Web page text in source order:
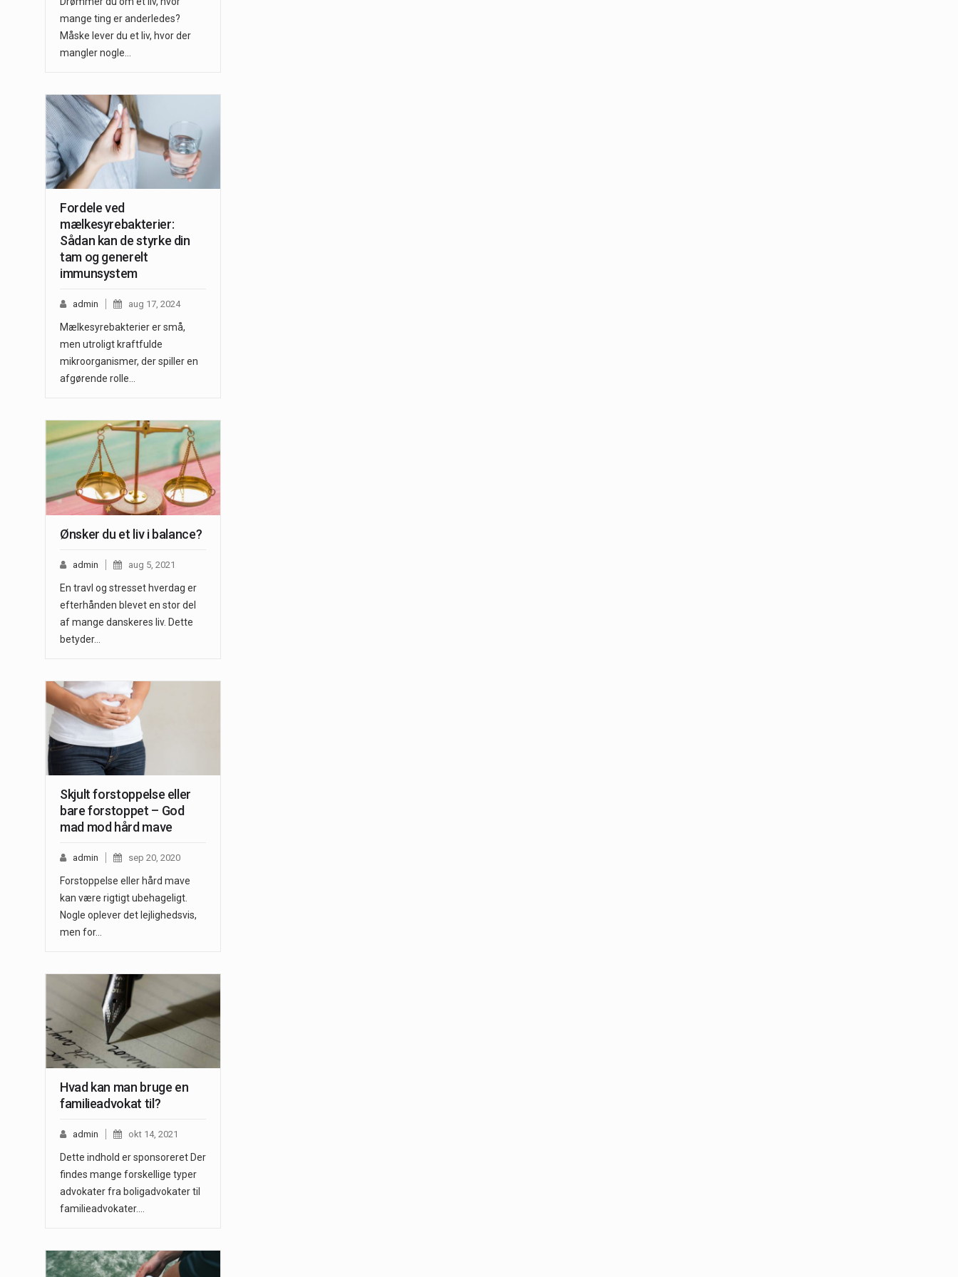
mange ting er anderledes?
Måske lever du et liv, hvor der
mangler nogle…
Fordele ved
mælkesyrebakterier:
Sådan kan de styrke din
tam og generelt
immunsystem
admin aug 17, 2024
Mælkesyrebakterier er små,
men utroligt kraftfulde
mikroorganismer, der spiller en
afgørende rolle…
Ønsker du et liv i balance?
admin aug 5, 2021
En travl og stresset hverdag er
efterhånden blevet en stor del
af mange danskeres liv. Dette
betyder…
Skjult forstoppelse eller
bare forstoppet – God
mad mod hård mave
admin sep 20, 2020
Forstoppelse eller hård mave
kan være rigtigt ubehageligt.
Nogle oplever det lejlighedsvis,
men for…
Hvad kan man bruge en
familieadvokat til?
admin okt 14, 2021
Dette indhold er sponsoreret Der
findes mange forskellige typer
advokater fra boligadvokater til
familieadvokater.…